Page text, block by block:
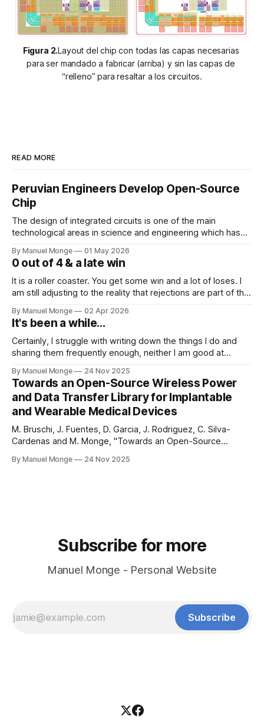
Figura 2.Layout del chip con todas las capas necesarias
para ser mandado a fabricar (arriba) y sin las capas de
“relleno” para resaltar a los circuitos.
READ MORE
Peruvian Engineers Develop Open-Source
Chip
The design of integrated circuits is one of the main
technological areas in science and engineering which has
decades. Semiconductor foundries, which manufacture
integrated circuits or chips, develop multiple technologies
which are made available to circuit design companies
through process design kits
By Manuel Monge 01 May 2026
0 out of 4 & a late win
It is a roller coaster. You get some win and a lot of loses. I
am still adjusting to the reality that rejections are part of the
and bothers me when things don't go as planned.
By Manuel Monge 02 Apr 2026
It's been a while...
Certainly, I struggle with writing down the things I do and
sharing them frequently enough, neither I am good at
sharing more my journey of building OpenIC from the
ground up. As a founder, I am wearing all the
By Manuel Monge 24 Nov 2025
Towards an Open-Source Wireless Power
and Data Transfer Library for Implantable
and Wearable Medical Devices
M. Bruschi, J. Fuentes, D. Garcia, J. Rodriguez, C. Silva-
Cardenas and M. Monge, "Towards an Open-Source
and Wearable Medical Devices, " 2026 IEEE Latin American
By Manuel Monge 24 Nov 2025
Subscribe for more
Manuel Monge - Personal Website
Subscribe